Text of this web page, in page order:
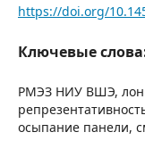
https://doi.org/
Ключевые
РМЭЗ НИУ ВШЭ,
осыпание панели,